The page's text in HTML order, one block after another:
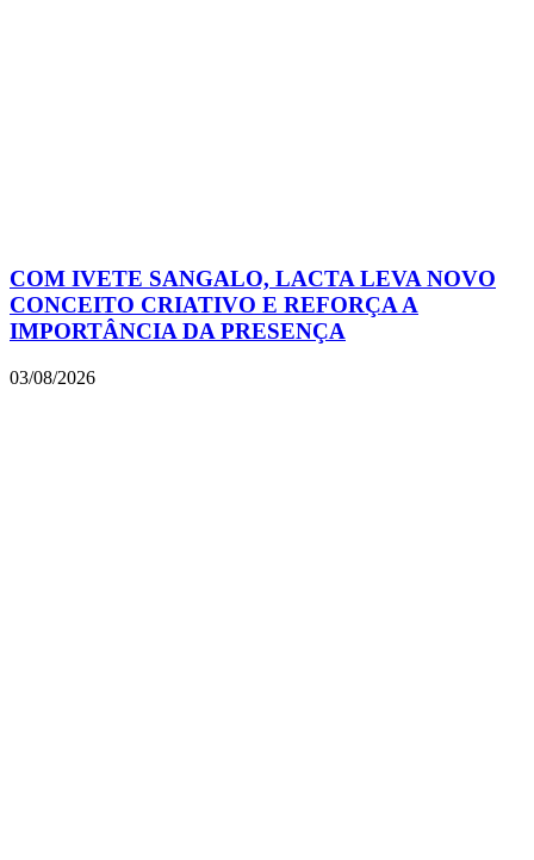
COM IVETE SANGALO, LACTA LEVA NOVO
CONCEITO CRIATIVO E REFORÇA A
IMPORTÂNCIA DA PRESENÇA
03/08/2026